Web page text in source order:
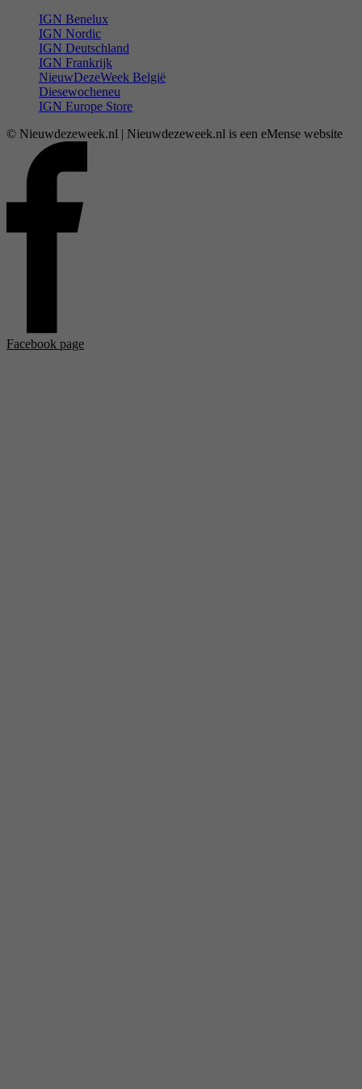
IGN Benelux
IGN Nordic
IGN Deutschland
IGN Frankrijk
NieuwDezeWeek België
Diesewocheneu
IGN Europe Store
© Nieuwdezeweek.nl | Nieuwdezeweek.nl is een eMense website
Facebook page